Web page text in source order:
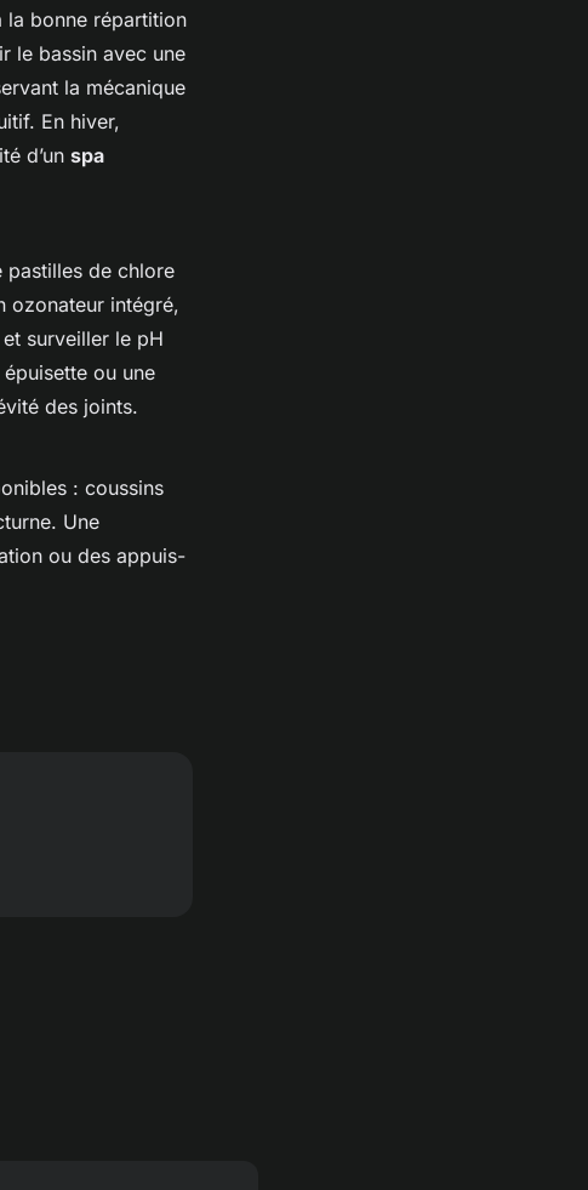
la bonne répartition
le bassin avec une
la mécanique
En hiver,
d’un spa
pastilles de chlore
ozonateur intégré,
surveiller le pH
ou une
des joints.
: coussins
Une
ou des appuis-